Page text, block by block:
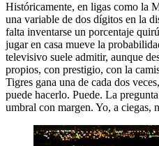
Históricamente, en ligas como la
una variable de dos dígitos en la
falta inventarse un porcentaje
jugar en casa mueve la
televisivo suele admitir, aunque
propios, con prestigio, con la
Tigres gana una de cada dos
puede hacerlo. Puede. La
umbral con margen. Yo, a ciegas,